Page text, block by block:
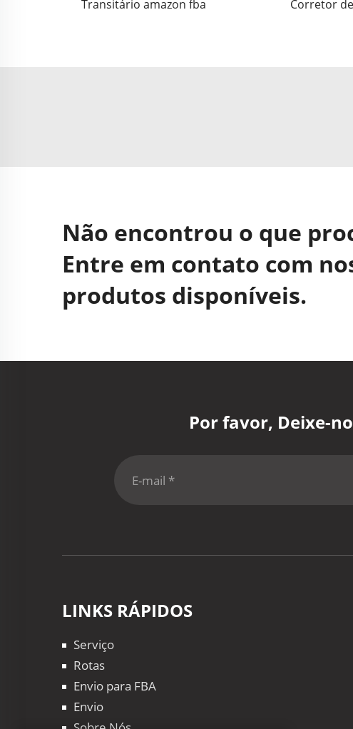
Transitário amazon fba Corretor
Não encontrou o que
Entre em contato com
produtos disponíveis.
Por favor, Deixe-
LINKS RÁPIDOS
Serviço
Rotas
Envio para FBA
Envio